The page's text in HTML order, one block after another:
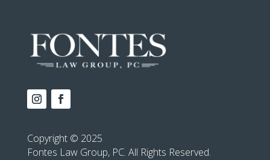
Copyright © 2025
Fontes Law Group, PC. All Rights Reserved.